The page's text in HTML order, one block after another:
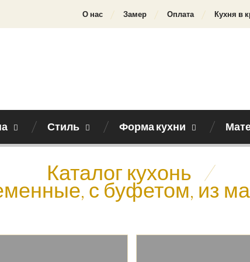
О нас Замер Оплата Кухня в
Стиль Форма кухни
Каталог кухонь /
с буфетом, из